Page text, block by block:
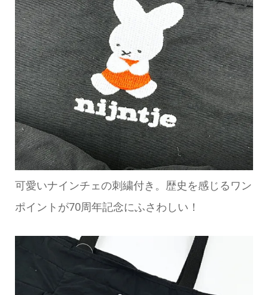
可愛いナインチェの刺繍付き。歴史を感じるワン
ポイントが70周年記念にふさわしい！